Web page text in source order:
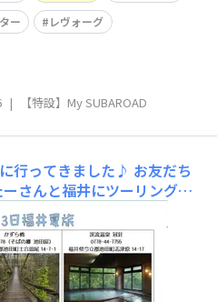
ー
レヴォーグ
| 【特設】My SUBAROAD
行ってきました♪ お友だち
さんと福井にツーリングオ
プランは昔にお二人がツーリ
私が参加できなかったコース
。１．菩提寺PAでサルスベ
にPAでパチリ！いいお天気